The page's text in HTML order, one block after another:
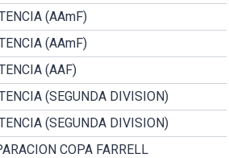
(AAmF)
(AAmF)
(AAF)
(SEGUNDA DIVISION)
(SEGUNDA DIVISION)
COPA FARRELL